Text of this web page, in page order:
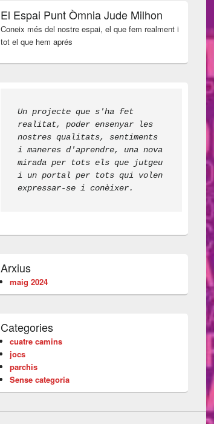
El Espai Punt Òmnia Jude Milhon
Coneix més del nostre espai, el que fem realment i
tot el que hem aprés
Un projecte que s'ha fet
realitat, poder ensenyar les
nostres qualitats, sentiments
i maneres d'aprendre, una nova
mirada per tots els que jutgeu
i un portal per tots qui volen
expressar-se i conèixer.
Arxius
maig 2024
Categories
cuatre camins
jocs
parchis
Sense categoria